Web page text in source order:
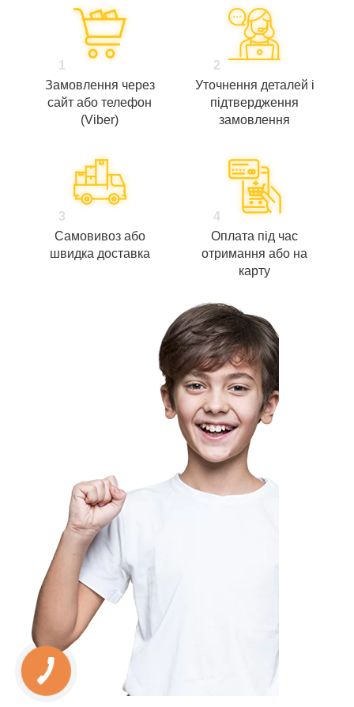
1
Замовлення через
сайт або телефон
(Viber)
2
Уточнення деталей і
підтвердження
замовлення
3
Самовивоз або
швидка доставка
4
Оплата під час
отримання або на
карту